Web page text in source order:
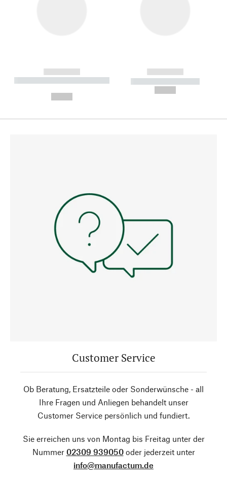
------------
----------- ----------- --------
------------
----------- -----------
Customer Service
Ob Beratung, Ersatzteile oder Sonderwünsche - all
Ihre Fragen und Anliegen behandelt unser
Customer Service persönlich und fundiert.
Sie erreichen uns von Montag bis Freitag unter der
Nummer 02309 939050oder jederzeit unter
info@manufactum.de